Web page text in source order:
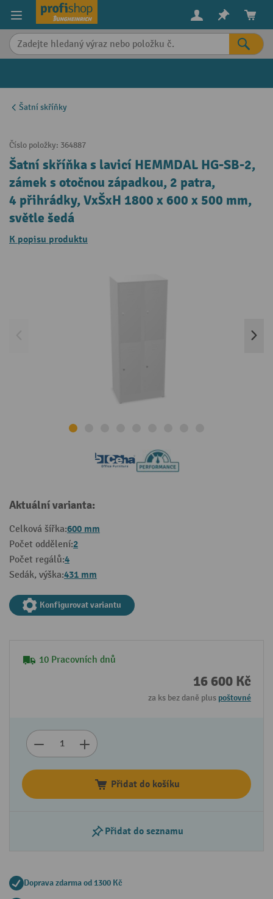
content
Šatní skříňky
Číslo položky: 364887
Šatní skříňka s lavicí HEMMDAL HG-SB-2,
zámek s otočnou západkou, 2 patra,
4 přihrádky, VxŠxH 1800 x 600 x 500 mm,
světle šedá
K popisu produktu
Aktuální varianta:
Celková šířka:600 mm
Počet oddělení:2
Počet regálů:4
Sedák, výška:431 mm
Konfigurovat variantu
10 Pracovních dnů
16 600 Kč
za ks bez daně plus poštovné
Přidat do košíku
Přidat do seznamu
Doprava zdarma od 1300 Kč